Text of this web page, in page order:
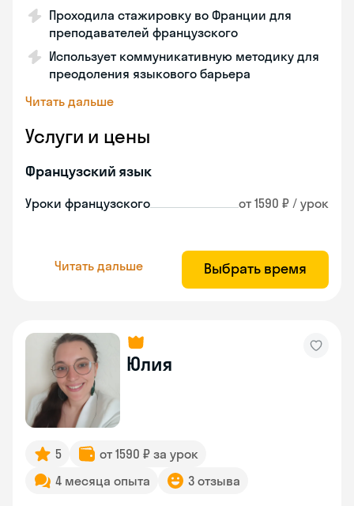
Проходила стажировку во Франции для
преподавателей французского
Использует коммуникативную методику для
преодоления языкового барьера
Читать дальше
Услуги и цены
Французский язык
Уроки французского от 1590 ₽ / урок
Читать дальше Выбрать время
Юлия
5
от 1590 ₽ за урок
4 месяца опыта
3 отзыва